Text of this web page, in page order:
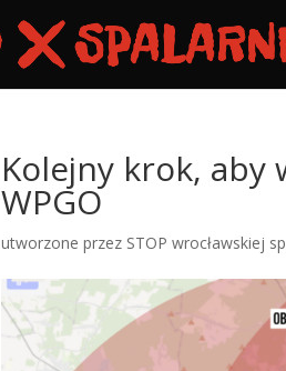
Kolejny krok, aby
WPGO
utworzone przez STOP wrocławskiej